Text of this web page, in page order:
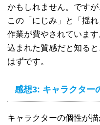
かもしれません。です
この「にじみ」と「揺
作業が費やされていま
込まれた質感だと知る
はずです。
感想3: キャラクター
キャラクターの個性が